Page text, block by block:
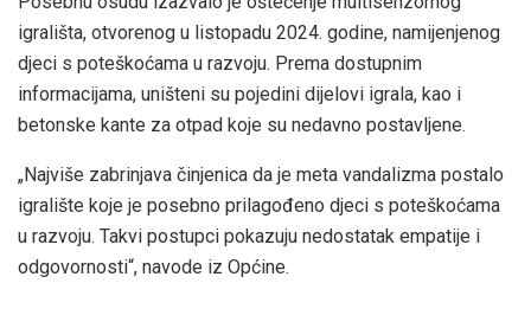
igrališta, otvorenog u listopadu 2024. godine, namijenjenog
djeci s poteškoćama u razvoju. Prema dostupnim
informacijama, uništeni su pojedini dijelovi igrala, kao i
betonske kante za otpad koje su nedavno postavljene.
„Najviše zabrinjava činjenica da je meta vandalizma postalo
igralište koje je posebno prilagođeno djeci s poteškoćama
u razvoju. Takvi postupci pokazuju nedostatak empatije i
odgovornosti“, navode iz Općine.